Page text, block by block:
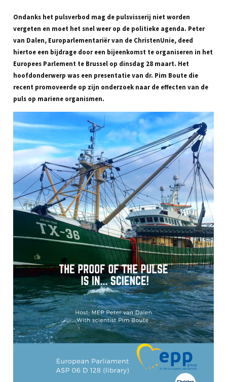
Ondanks het pulsverbod mag de pulsvisserij niet worden
vergeten en moet het snel weer op de politieke agenda. Peter
van Dalen, Europarlementariër van de ChristenUnie, deed
hiertoe een bijdrage door een bijeenkomst te organiseren in het
Europees Parlement te Brussel op dinsdag 28 maart. Het
hoofdonderwerp was een presentatie van dr. Pim Boute die
recent promoveerde op zijn onderzoek naar de effecten van de
puls op mariene organismen.